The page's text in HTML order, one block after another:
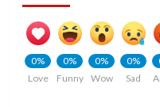
0%
Love
0%
Funny
0%
Wow
0%
Sad